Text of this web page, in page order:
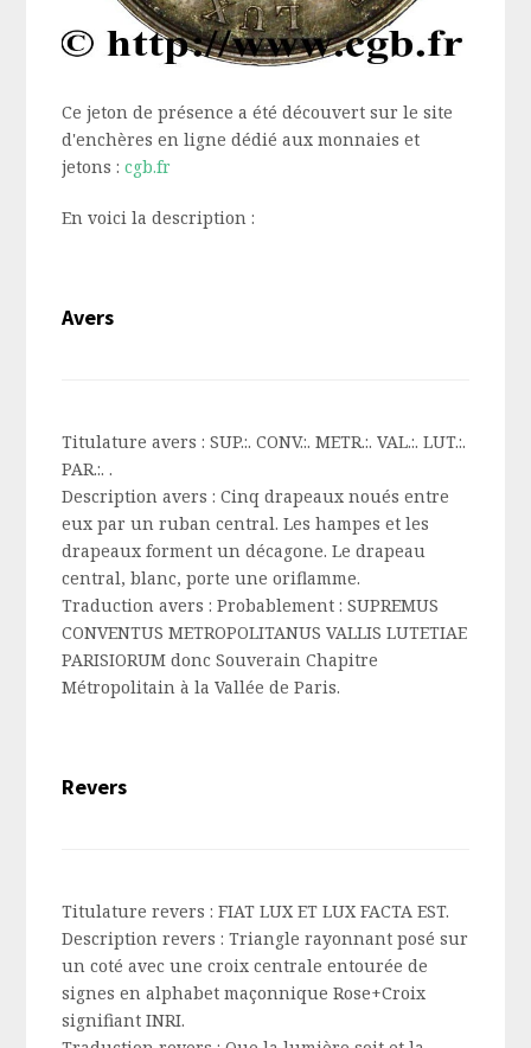
Ce jeton de présence a été découvert sur le site
d'enchères en ligne dédié aux monnaies et
jetons :cgb.fr
En voici la description :
Avers
Titulature avers :SUP.:. CONV.:. METR.:. VAL.:. LUT.:.
PAR.:. .
Description avers :Cinq drapeaux noués entre
eux par un ruban central. Les hampes et les
drapeaux forment un décagone. Le drapeau
central, blanc, porte une oriflamme.
Traduction avers :Probablement : SUPREMUS
CONVENTUS METROPOLITANUS VALLIS LUTETIAE
PARISIORUM donc Souverain Chapitre
Métropolitain à la Vallée de Paris.
Revers
Titulature revers :FIAT LUX ET LUX FACTA EST.
Description revers :Triangle rayonnant posé sur
un coté avec une croix centrale entourée de
signes enalphabet maçonnique Rose+Croix
signifiant INRI.